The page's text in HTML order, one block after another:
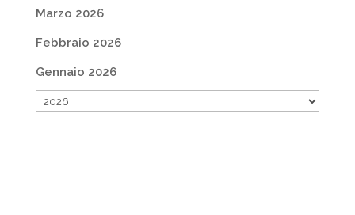
Marzo 2026
Febbraio 2026
Gennaio 2026